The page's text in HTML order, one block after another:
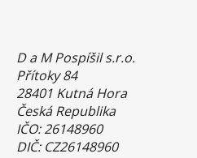
D a M Pospíšil s.r.o.
Přítoky 84
28401 Kutná Hora
Česká Republika
IČO: 26148960
DIČ: CZ26148960